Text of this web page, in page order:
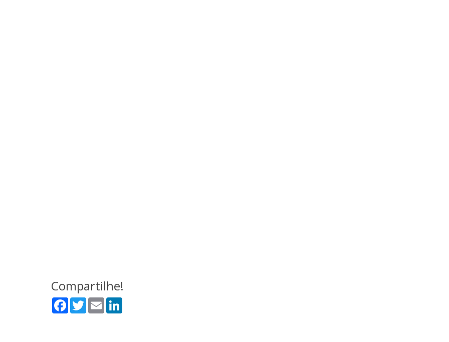
Compartilhe!
Facebook
TwitterEmail